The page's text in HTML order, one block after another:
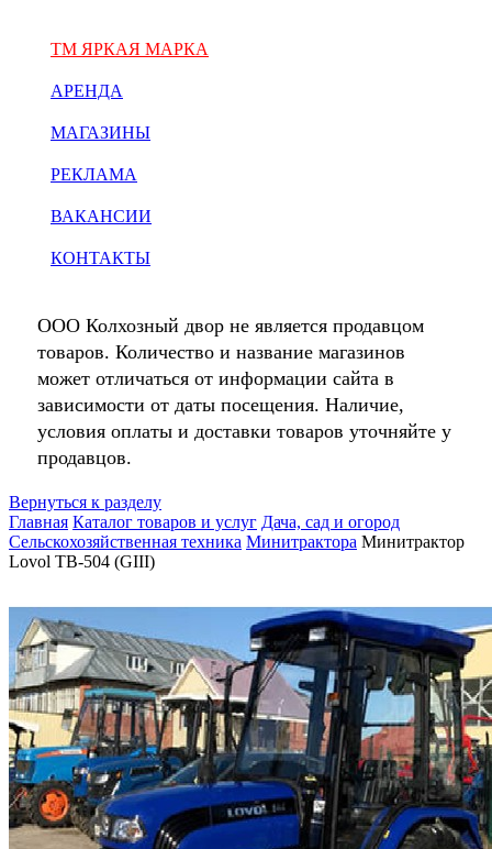
ТМ ЯРКАЯ МАРКА
АРЕНДА
МАГАЗИНЫ
РЕКЛАМА
ВАКАНСИИ
КОНТАКТЫ
ООО Колхозный двор не является продавцом
товаров. Количество и название магазинов
может отличаться от информации сайта в
зависимости от даты посещения. Наличие,
условия оплаты и доставки товаров уточняйте у
продавцов.
Вернуться к разделу
Главная Каталог товаров и услуг Дача, сад и огород
Сельскохозяйственная техника Минитрактора Минитрактор
Lovol TB-504 (GIII)